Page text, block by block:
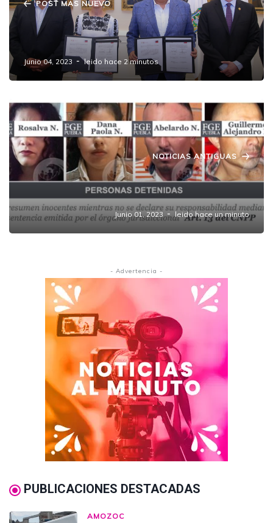
POST MAS NUEVO
Los Juegos Puebla y Sheinbaum: la cita de
los 55 mil y el tejido fino de Sergio Salomón
Junio 04, 2023 leido hace 2 minutos
NOTICIAS ANTIGUAS
Aseguran por narcomenudeo a 4 personas
tras cateo a un departamento en Amozoc
Junio 01, 2023 leido hace un minuto
- Advertencia -
PUBLICACIONES DESTACADAS
AMOZOC